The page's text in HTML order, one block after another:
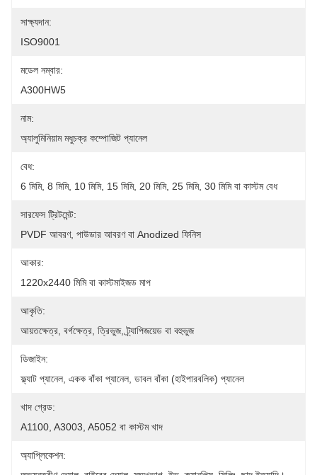
সাক্ষ্যদান:
ISO9001
মডেল নম্বার:
A300HW5
নাম:
অ্যালুমিনিয়াম মধুচক্র কম্পোজিট প্যানেল
বেধ:
6 মিমি, 8 মিমি, 10 মিমি, 15 মিমি, 20 মিমি, 25 মিমি, 30 মিমি বা কাস্টম বেধ
সারফেস ট্রিটমেন্ট:
PVDF আবরণ, পাউডার আবরণ বা Anodized ফিনিস
আকার:
1220x2440 মিমি বা কাস্টমাইজড মাপ
আকৃতি:
আয়তক্ষেত্র, বর্গক্ষেত্র, ত্রিভুজ, ট্র্যাপিজয়েড বা বহুভুজ
ডিজাইন:
ফ্ল্যাট প্যানেল, একক বাঁকা প্যানেল, ডাবল বাঁকা (হাইপারবলিক) প্যানেল
খাদ গ্রেড:
A1100, A3003, A5052 বা কাস্টম খাদ
অ্যাপ্লিকেশন: